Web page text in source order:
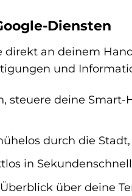
Diensten
direkt an deinem
und
steuere deine
durch die
in
über deine